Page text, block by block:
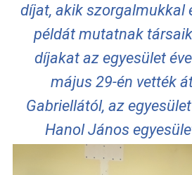
díjat, akik szorgalmukkal
példát mutatnak
díjakat az egyesület
május 29-én vették
Gabriellától, az
Hanol János